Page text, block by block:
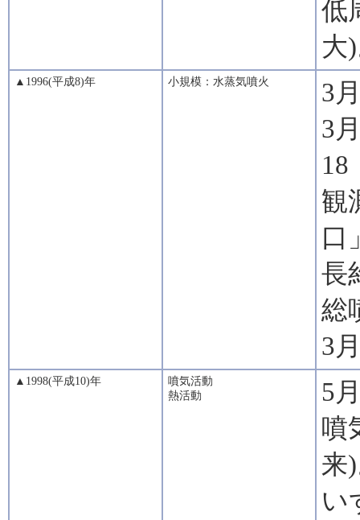
低
大
▲1996(平成8)年 小規模：水蒸気噴火
3
3
18
観
口
長
総
3
▲1998(平成10)年
噴気活動
熱活動
5
噴
来
い